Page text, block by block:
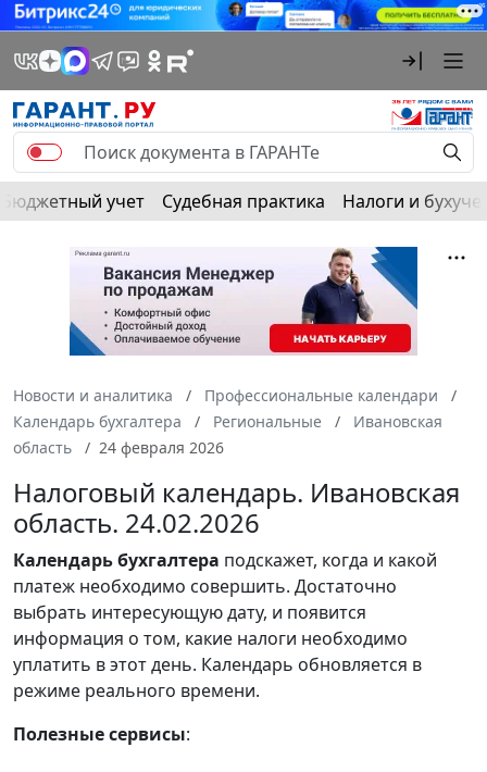
Бюджетный учет Судебная практика Налоги и
Новости и аналитика
Профессиональные календари
Календарь бухгалтера
Региональные
Ивановская
область
24 февраля 2026
Налоговый календарь. Ивановская
область. 24.02.2026
Календарьбухгалтера подскажет, когда и какой
платеж необходимо совершить. Достаточно
выбрать интересующую дату, и появится
информация о том, какие налоги необходимо
уплатить в этот день. Календарь обновляется в
режиме реального времени.
Полезные сервисы: